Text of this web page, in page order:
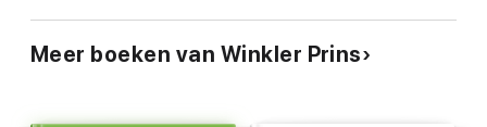
Meer boeken van Winkler Prins